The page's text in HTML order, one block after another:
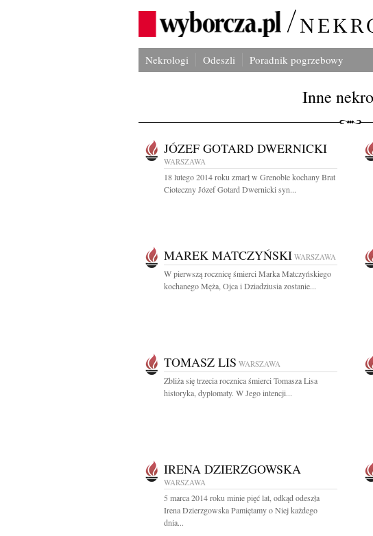
Nekrologi Odeszli Poradnik pogrzebowy
Inne
JÓZEF GOTARD DWERNICKI
WARSZAWA
18 lutego 2014 roku zmarł w Grenoble kochany Brat
Cioteczny Józef Gotard Dwernicki syn...
MAREK MATCZYŃSKI WARSZAWA
W pierwszą rocznicę śmierci Marka Matczyńskiego
kochanego Męża, Ojca i Dziadziusia zostanie...
TOMASZ LIS WARSZAWA
Zbliża się trzecia rocznica śmierci Tomasza Lisa
historyka, dyplomaty. W Jego intencji...
IRENA DZIERZGOWSKA
WARSZAWA
5 marca 2014 roku minie pięć lat, odkąd odeszła
Irena Dzierzgowska Pamiętamy o Niej każdego
dnia...